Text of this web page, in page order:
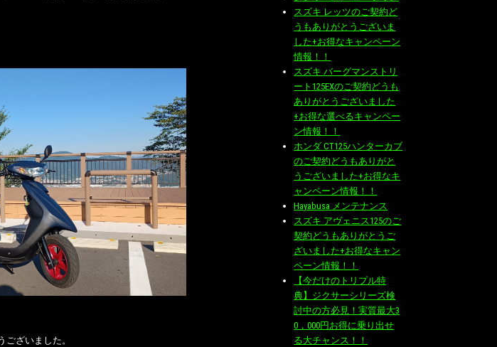
ざいました。
スズキ レッツのご契約ど
うもありがとうございま
した+お得なキャンペーン
情報！！
スズキ バーグマンストリ
ート125EXのご契約どうも
ありがとうございました
+お得な選べるキャンペー
ン情報！！
ホンダ CT125ハンターカブ
のご契約どうもありがと
うございました+お得なキ
ャンペーン情報！！
Hayabusa メンテナンス
スズキ アヴェニス125のご
契約どうもありがとうご
ざいました+お得なキャン
ペーン情報！！
【今だけのトリプル特
典】ジクサーシリーズ検
討中の方必見！実質最大3
0，000円お得に乗り出せ
る大チャンス！！